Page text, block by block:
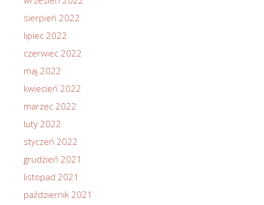
sierpień 2022
lipiec 2022
czerwiec 2022
maj 2022
kwiecień 2022
marzec 2022
luty 2022
styczeń 2022
grudzień 2021
listopad 2021
październik 2021